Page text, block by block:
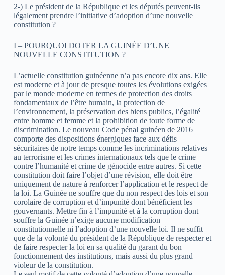
2-) Le président de la République et les députés peuvent-ils
légalement prendre l’initiative d’adoption d’une nouvelle
constitution ?
I – POURQUOI DOTER LA GUINÉE D’UNE
NOUVELLE CONSTITUTION ?
L’actuelle constitution guinéenne n’a pas encore dix ans. Elle
est moderne et à jour de presque toutes les évolutions exigées
par le monde moderne en termes de protection des droits
fondamentaux de l’être humain, la protection de
l’environnement, la préservation des biens publics, l’égalité
entre homme et femme et la prohibition de toute forme de
discrimination. Le nouveau Code pénal guinéen de 2016
comporte des dispositions énergiques face aux défis
sécuritaires de notre temps comme les incriminations relatives
au terrorisme et les crimes internationaux tels que le crime
contre l’humanité et crime de génocide entre autres. Si cette
constitution doit faire l’objet d’une révision, elle doit être
uniquement de nature à renforcer l’application et le respect de
la loi. La Guinée ne souffre que du non respect des lois et son
corolaire de corruption et d’impunité dont bénéficient les
gouvernants. Mettre fin à l’impunité et à la corruption dont
souffre la Guinée n’exige aucune modification
constitutionnelle ni l’adoption d’une nouvelle loi. Il ne suffit
que de la volonté du président de la République de respecter et
de faire respecter la loi en sa qualité du garant du bon
fonctionnement des institutions, mais aussi du plus grand
violeur de la constitution.